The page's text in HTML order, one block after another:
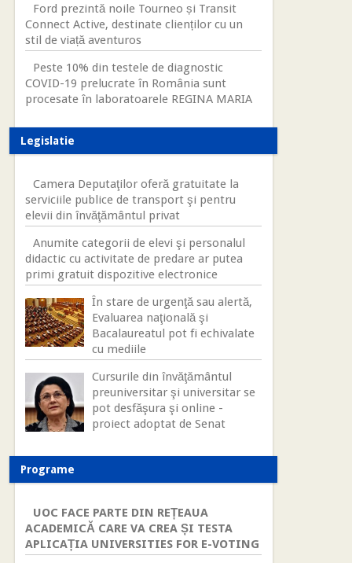
Ford prezintă noile Tourneo și Transit
Connect Active, destinate clienților cu un
stil de viață aventuros
Peste 10% din testele de diagnostic
COVID-19 prelucrate în România sunt
procesate în laboratoarele REGINA MARIA
Legislatie
Camera Deputaţilor oferă gratuitate la
serviciile publice de transport şi pentru
elevii din învăţământul privat
Anumite categorii de elevi şi personalul
didactic cu activitate de predare ar putea
primi gratuit dispozitive electronice
În stare de urgenţă sau alertă,
Evaluarea naţională şi
Bacalaureatul pot fi echivalate
cu mediile
Cursurile din învăţământul
preuniversitar şi universitar se
pot desfăşura şi online -
proiect adoptat de Senat
Programe
UOC FACE PARTE DIN REȚEAUA
ACADEMICĂ CARE VA CREA ȘI TESTA
APLICAȚIA UNIVERSITIES FOR E-VOTING